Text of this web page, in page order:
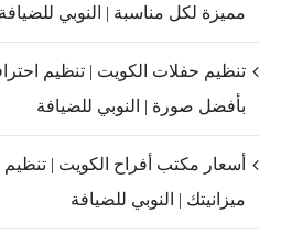
مميزة لكل مناسبة | النوبي للضيافة
تنظيم حفلات الكويت | تنظيم
بأفضل صورة | النوبي للضيافة
أسعار مكتب أفراح الكويت |
ميزانيتك | النوبي للضيافة